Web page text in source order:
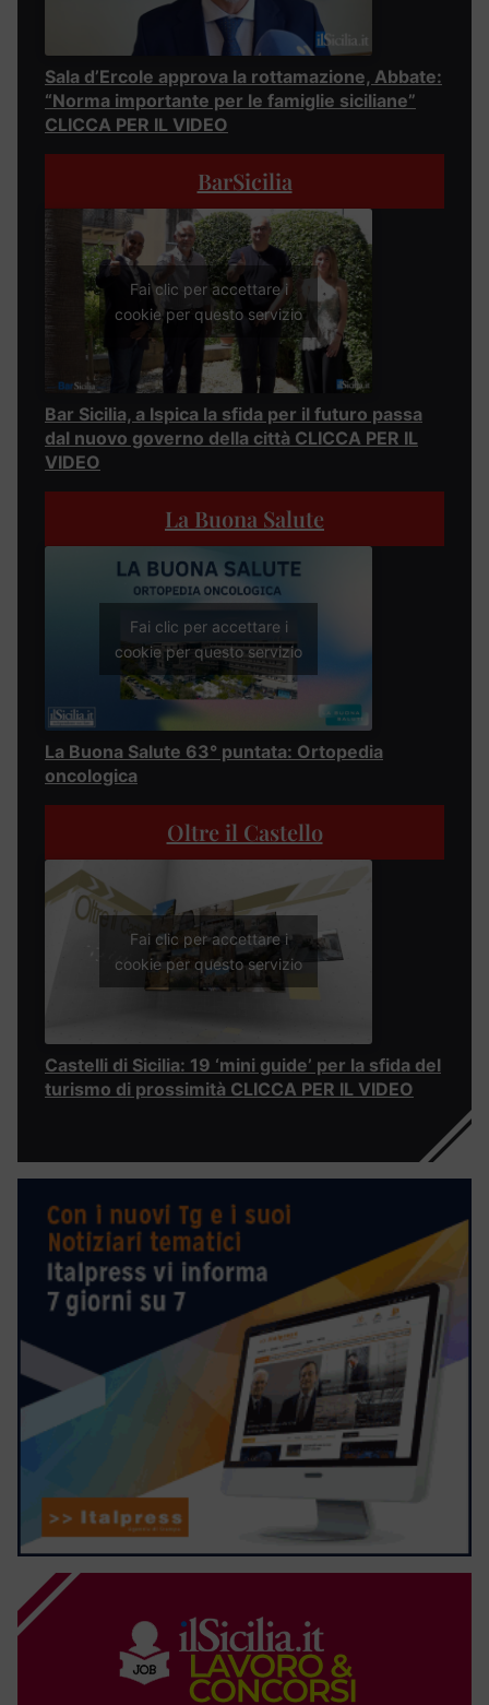
Sala d’Ercole approva la rottamazione, Abbate:
“Norma importante per le famiglie siciliane”
CLICCA PER IL VIDEO
BarSicilia
Fai clic per accettare i
cookie per questo servizio
Bar Sicilia, a Ispica la sfida per il futuro passa
dal nuovo governo della città CLICCA PER IL
VIDEO
La Buona Salute
Fai clic per accettare i
cookie per questo servizio
La Buona Salute 63° puntata: Ortopedia
oncologica
Oltre il Castello
Fai clic per accettare i
cookie per questo servizio
Castelli di Sicilia: 19 ‘mini guide’ per la sfida del
turismo di prossimità CLICCA PER IL VIDEO